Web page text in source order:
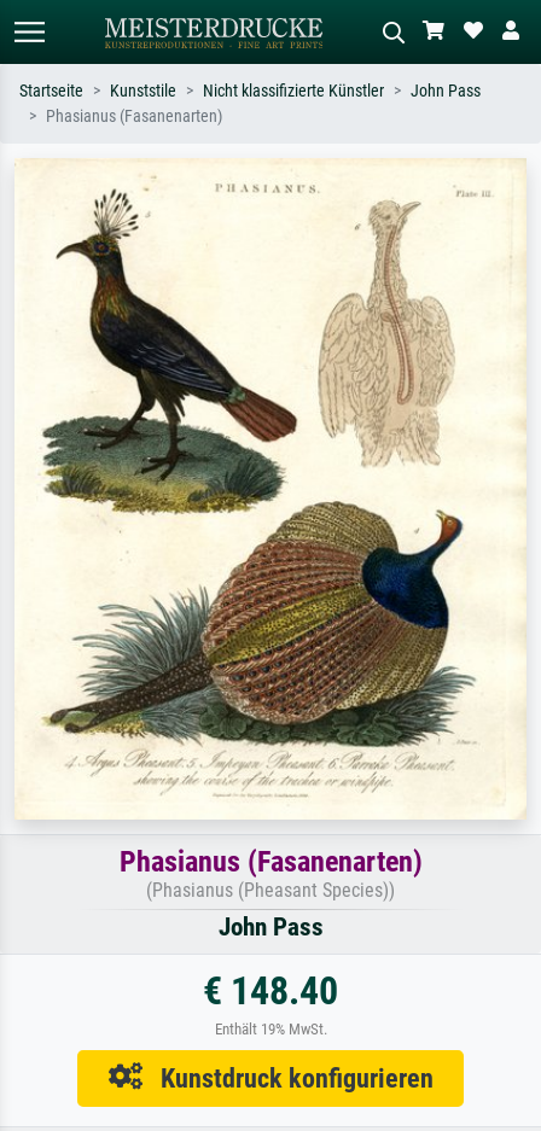
Suchen Sie nach Künstlern, Werktiteln
oder Stilen – z.B. Monet,
Sternennacht, Impressionismus, Welle
Hokusai, Akt.
Wiese, Abstrakt mit viel Rot, Dunkles
Ölgemälde, Stehender Akt neben einem
Baum.
Startseite Kunststile Nicht klassifizierte Künstler
John Pass
Phasianus (Fasanenarten)
Phasianus (Fasanenarten)
(Phasianus (Pheasant Species))
John Pass
€ 148.40
Enthält 19% MwSt.
Kunstdruck konfigurieren